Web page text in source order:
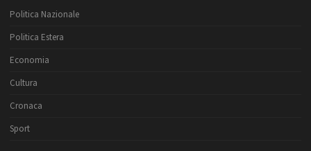
Politica Nazionale
Politica Estera
Economia
Cultura
Cronaca
Sport